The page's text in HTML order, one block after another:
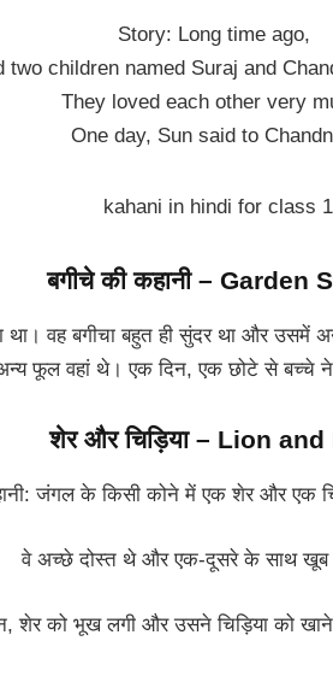
Story: Long time ago,
two children named Suraj and
They loved each other very
One day, Sun said to
बगीचे की कहानी – Garden
था। वह बगीचा बहुत ही सुंदर था और
फूल वहां थे। एक दिन, एक छोटे से बच्चे ने
शेर और चिड़िया – Lion and
जंगल के किसी कोने में एक शेर और एक
वे अच्छे दोस्त थे और एक-दूसरे के साथ
शेर को भूख लगी और उसने चिड़िया को खाने